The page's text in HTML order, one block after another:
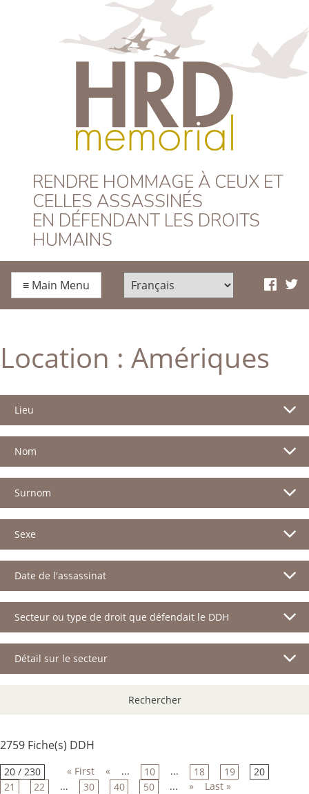
HRD Memorial –
Français
RENDRE HOMMAGE À CEUX ET
CELLES ASSASSINÉS
EN DÉFENDANT LES DROITS
HUMAINS
≡ Main Menu
Location : Amériques
Lieu
Nom
Surnom
Sexe
Date de l'assassinat
Secteur ou type de droit que défendait le DDH
Détail sur le secteur
Rechercher
2759 Fiche(s) DDH
20 / 230 « First « ... 10 ... 18 19
20
21
22 ... 30 40 50 ... » Last »